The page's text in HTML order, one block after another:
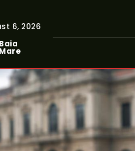
6, 2026
Baia
Mare